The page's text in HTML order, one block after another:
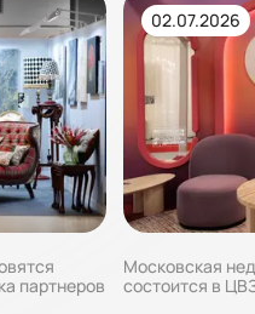
партнеров
02.07.2026
Московская
состоится в